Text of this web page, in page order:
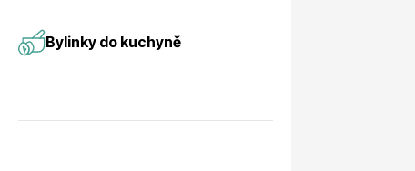
Bylinky do kuchyně